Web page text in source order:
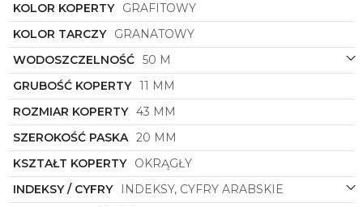
Emporio Armani AR11481to nie tylko zwykły
zegarek, to również modny dodatek, który
podkreśli wyjątkowy gust i styl jego właściciela.
Doskonały wybór dla nowoczesnego mężczyzny
ceniącego jakość, elegancję i oryginalny design.
Odkryj w sobie nową jakość czasu z zegarkiem
Emporio Armani AR11481
KOLOR KOPERTY GRAFITOWY
KOLOR TARCZY GRANATOWY
WODOSZCZELNOŚĆ 50 M
GRUBOŚĆ KOPERTY 11 MM
ROZMIAR KOPERTY 43 MM
SZEROKOŚĆ PASKA 20 MM
KSZTAŁT KOPERTY OKRĄGŁY
INDEKSY / CYFRY
INDEKSY, CYFRY ARABSKIE